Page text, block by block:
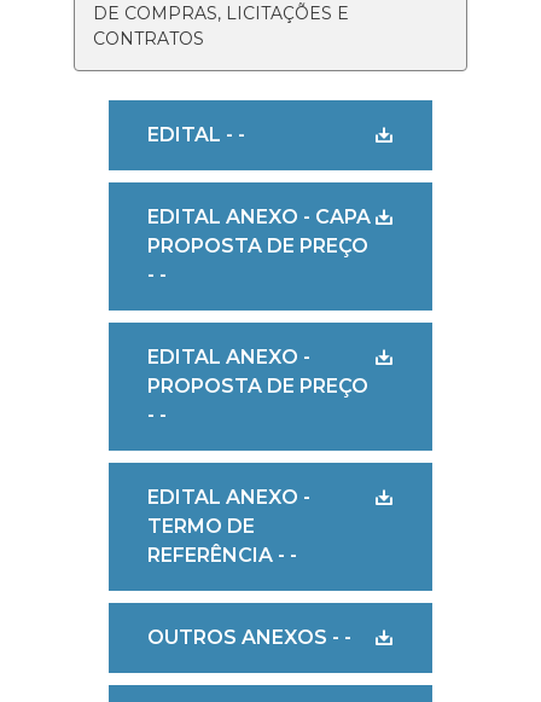
DE COMPRAS, LICITAÇÕES E
CONTRATOS
EDITAL - -
EDITAL ANEXO - CAPA
PROPOSTA DE PREÇO
- -
EDITAL ANEXO -
PROPOSTA DE PREÇO
- -
EDITAL ANEXO -
TERMO DE
REFERÊNCIA - -
OUTROS ANEXOS - -